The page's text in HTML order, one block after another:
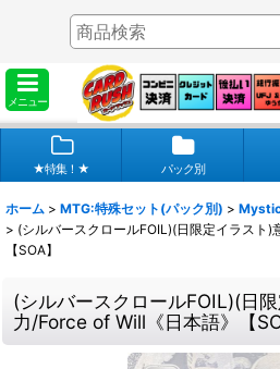
メニュー
★特集！★ パック別
ホーム > MTG:特殊セット(パック別) >
> (シルバースクロールFOIL)(日限定イラスト)
【SOA】
(シルバースクロールFOIL)(日
力/Force of Will《日本語》【